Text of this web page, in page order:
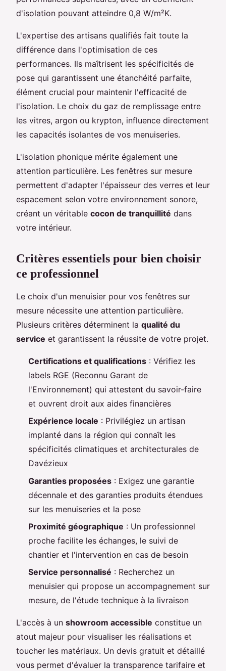
d'isolation pouvant atteindre 0,8 W/m²K.
L'expertise des artisans qualifiés fait toute la
différence dans l'optimisation de ces
performances. Ils maîtrisent les spécificités de
pose qui garantissent une étanchéité parfaite,
élément crucial pour maintenir l'efficacité de
l'isolation. Le choix du gaz de remplissage entre
les vitres, argon ou krypton, influence directement
les capacités isolantes de vos menuiseries.
L'isolation phonique mérite également une
attention particulière. Les fenêtres sur mesure
permettent d'adapter l'épaisseur des verres et leur
espacement selon votre environnement sonore,
créant un véritable cocon de tranquillité dans
votre intérieur.
Critères essentiels pour bien choisir
ce professionnel
Le choix d'un menuisier pour vos fenêtres sur
mesure nécessite une attention particulière.
Plusieurs critères déterminent la qualité du
service et garantissent la réussite de votre projet.
Certifications et qualifications : Vérifiez les
labels RGE (Reconnu Garant de
l'Environnement) qui attestent du savoir-faire
et ouvrent droit aux aides financières
Expérience locale : Privilégiez un artisan
implanté dans la région qui connaît les
spécificités climatiques et architecturales de
Davézieux
Garanties proposées : Exigez une garantie
décennale et des garanties produits étendues
sur les menuiseries et la pose
Proximité géographique : Un professionnel
proche facilite les échanges, le suivi de
chantier et l'intervention en cas de besoin
Service personnalisé : Recherchez un
menuisier qui propose un accompagnement sur
mesure, de l'étude technique à la livraison
L'accès à un showroom accessible constitue un
atout majeur pour visualiser les réalisations et
toucher les matériaux. Un devis gratuit et détaillé
vous permet d'évaluer la transparence tarifaire et